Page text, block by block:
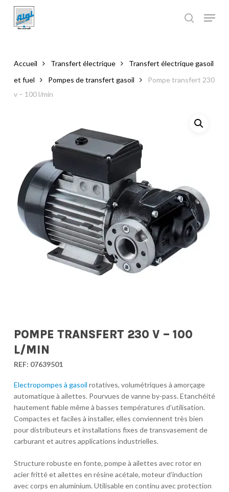
main
Accueil Transfert électrique
Transfert électrique gasoil
et fuel
Pompes de transfert gasoil
Pompe transfert 230
v – 100 l/min
POMPE TRANSFERT 230 V – 100
L/MIN
REF: 07639501
Electropompes à gasoil rotatives, volumétriques à amorçage
automatique à ailettes. Pourvues de vanne by-pass. Etanchéité
hautement fiable même à basses températures d’utilisation.
Compactes et faciles à installer, elles conviennent très bien
pour distributeurs et installations fixes de transvasement de
carburant et autres applications industrielles.
Structure robuste en fonte, pompe à ailettes avec rotor en
acier fritté et ailettes en résine acétale, moteur d’induction
avec corps en aluminium. Utilisable en continu avec protection